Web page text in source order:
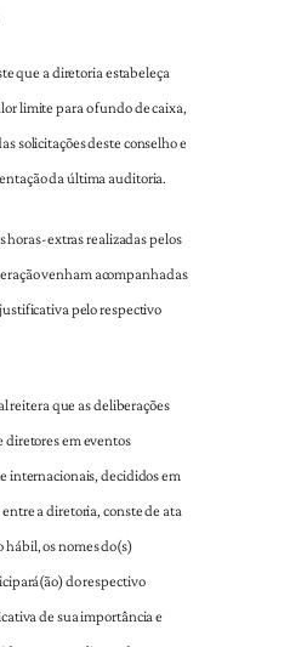
que a diretoria estabeleça
limite para o fundo de caixa,
solicitações deste conselho e
da última auditoria.
horas-extras realizadas pelos
venham acompanhadas
pelo respectivo
reitera que as deliberações
diretores em eventos
internacionais, decididos em
a diretoria, conste de ata
os nomes do(s)
do respectivo
de sua importância e